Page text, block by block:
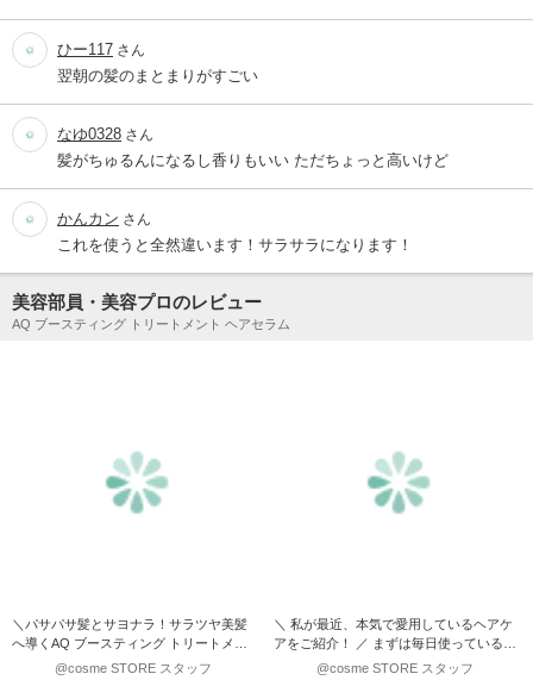
ひー117 さん
翌朝の髪のまとまりがすごい
なゆ0328 さん
髪がちゅるんになるし香りもいい ただちょっと高いけど
かんカン さん
これを使うと全然違います！サラサラになります！
美容部員・美容プロのレビュー
AQ ブースティング トリートメント ヘアセラム
＼パサパサ髪とサヨナラ！サラツヤ美髪
へ導くAQ ブースティング トリートメン
ト ヘアセラム／ 使…
@cosme STORE スタッフ
＼ 私が最近、本気で愛用しているヘアケ
アをご紹介！ ／ まずは毎日使っている
「melt（メルト）…
@cosme STORE スタッフ